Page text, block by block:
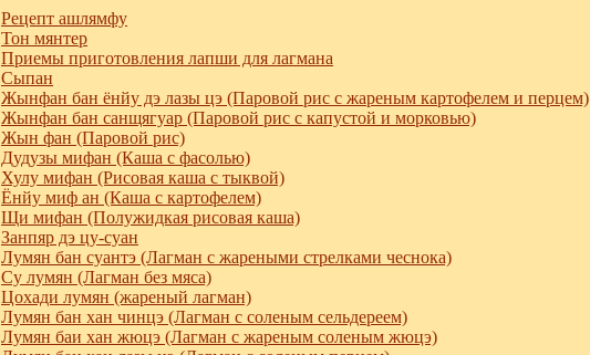
Рецепт ашлямфу
Тон мянтер
Приемы приготовления лапши для лагмана
Сыпан
Жынфан бан ёнйу дэ лазы цэ (Паровой рис с жареным картофелем и перцем)
Жынфан бан санщягуар (Паровой рис с капустой и морковью)
Жын фан (Паровой рис)
Дудузы мифан (Каша с фасолью)
Хулу мифан (Рисовая каша с тыквой)
Ёнйу миф ан (Каша с картофелем)
Щи мифан (Полужидкая рисовая каша)
Занпяр дэ цу-суан
Лумян бан суантэ (Лагман с жареными стрелками чеснока)
Су лумян (Лагман без мяса)
Цохади лумян (жареный лагман)
Лумян бан хан чинцэ (Лагман с соленым сельдереем)
Лумян баи хан жюцэ (Лагман с жареным соленым жюцэ)